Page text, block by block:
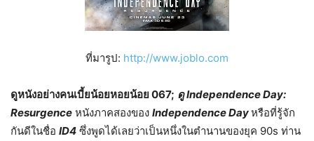
ที่มารูป: http://www.joblo.com
ดูหนังอย่างคนเบี้ยน้อยหอยน้อย 067; ดู Independence Day:
Resurgence หนังภาคสองของ Independence Dayหรือที่รู้จัก
กันดีในชื่อ ID4 ซึ่งพูดได้เลยว่าเป็นหนึ่งในตำนานของยุค 90s ท่าน